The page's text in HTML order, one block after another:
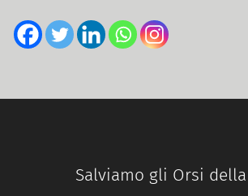
Salviamo gli Orsi